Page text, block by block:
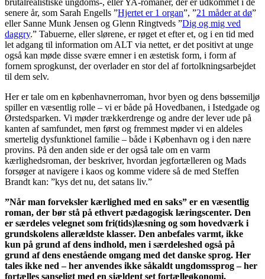
senere år, som Sarah Engells ”Hjertet er 1 organ”, ”21 måder at dø”
eller Sanne Munk Jensen og Glenn Ringtveds ”Dig og mig ved
daggry.” Tabuerne, eller slørene, er røget et efter et, og i en tid med
let adgang til information om ALT via nettet, er det positivt at unge
også kan møde disse svære emner i en æstetisk form, i form af
fornem sprogkunst, der overlader en stor del af fortolkningsarbejdet
til dem selv.
Her er tale om en københavnerroman, hvor byen og dens bøssemiljø
spiller en væsentlig rolle – vi er både på Hovedbanen, i Istedgade og
Ørstedsparken. Vi møder trækkerdrenge og andre der lever ude på
kanten af samfundet, men først og fremmest møder vi en aldeles
smertelig dysfunktionel familie – både i København og i den nære
provins. På den anden side er der også tale om en varm
kærlighedsroman, der beskriver, hvordan jegfortælleren og Mads
forsøger at navigere i kaos og komme videre så de med Steffen
Brandt kan: ”kys det nu, det satans liv.”
”Når man forveksler kærlighed med en saks” er en væsentlig
roman, der bør stå på ethvert pædagogisk læringscenter. Den
er særdeles velegnet som fri(tids)læsning og som hovedværk i
grundskolens allerældste klasser. Den anbefales varmt, ikke
kun på grund af dens indhold, men i særdeleshed også på
grund af dens enestående omgang med det danske sprog. Her
tales ikke ned – her anvendes ikke såkaldt ungdomssprog – her
fortælles sanseligt med en sjældent set fortælleøkonomi.